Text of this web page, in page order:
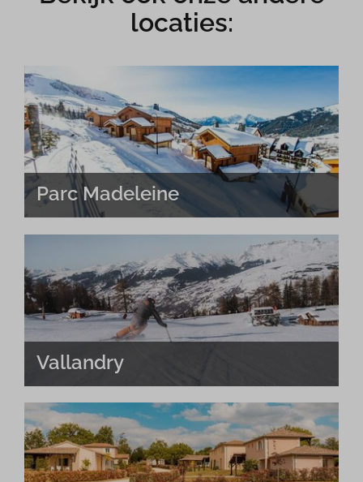
locaties:
Parc Madeleine
Vallandry